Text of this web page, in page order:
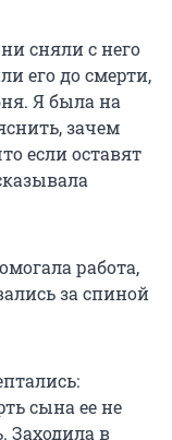
сняли с него
его до смерти,
Я была на
зачем
если оставят
работа,
за спиной
сына ее не
Заходила в